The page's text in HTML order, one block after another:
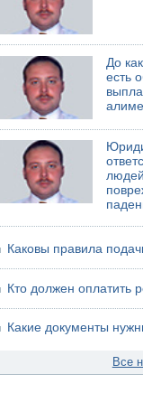
До
есть
Каковы правила
Кто должен оплатить
Какие документы
Все